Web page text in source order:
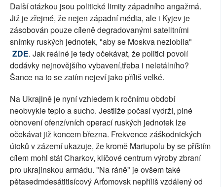
Další otázkou jsou politické limity západního angažmá.
Již je zřejmé, že nejen západní média, ale i Kyjev je
zásobován pouze cíleně degradovanými satelitními
snímky ruských jednotek, "aby se Moskva nezlobila"
ZDE. Jak reálné je tedy očekávat, že politici povolí
dodávky nejnovějšího vybavení,třeba i neletálního?
Šance na to se zatím nejeví jako příliš velké.
Na Ukrajině je nyní vzhledem k ročnímu období
neobvykle teplo a sucho. Jestliže počasí vydrží, plné
obnovení ofenzívních operací ruských jednotek lze
očekávat již koncem března. Frekvence záškodnických
útoků v zázemí ukazuje, že kromě Mariupolu by se příštím
cílem mohl stát Charkov, klíčové centrum výroby zbraní
pro ukrajinskou armádu. "Na ráně" je ovšem také
pětasedmdesátitisícový Arťomovsk nepříliš vzdálený od